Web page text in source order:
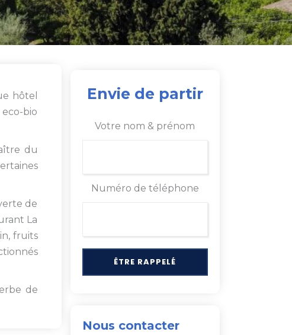
hôtel
bio
du
de
La
fruits
de
Envie de partir
Votre nom & prénom
Numéro de téléphone
Nous contacter